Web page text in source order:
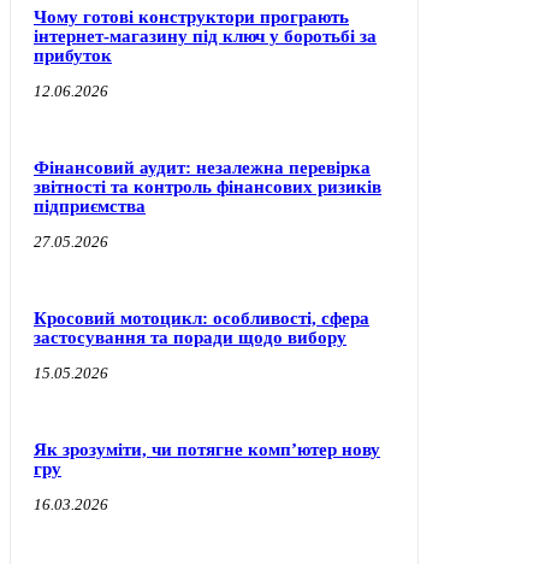
Чому готові конструктори програють
інтернет-магазину під ключ у боротьбі за
прибуток
12.06.2026
Фінансовий аудит: незалежна перевірка
звітності та контроль фінансових ризиків
підприємства
27.05.2026
Кросовий мотоцикл: особливості, сфера
застосування та поради щодо вибору
15.05.2026
Як зрозуміти, чи потягне комп’ютер нову
гру
16.03.2026